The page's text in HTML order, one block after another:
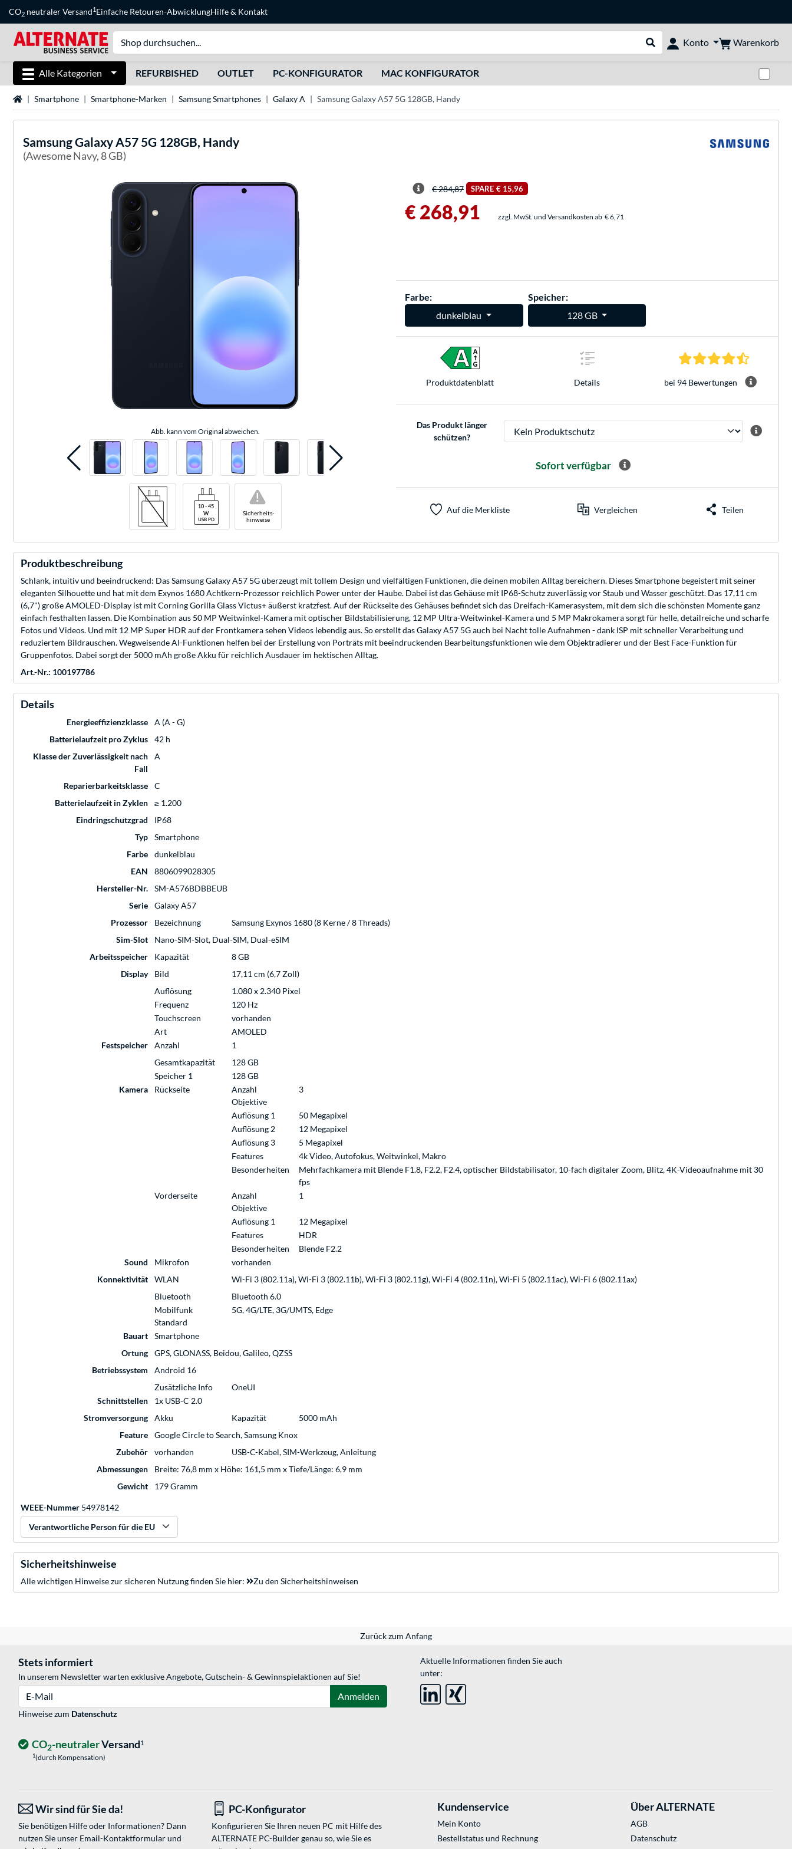
CO2 neutraler Versand1Einfache Retouren-AbwicklungHilfe& Kontakt
Suche durchführen
Konto Warenkorb
Alle Kategorien REFURBISHED OUTLET PC-KONFIGURATOR MAC KONFIGURATOR
StartseiteSmartphone Smartphone-Marken Samsung Smartphones Galaxy A Samsung Galaxy A57 5G 128GB, Handy
SamsungGalaxy A57 5G 128GB, Handy
(Awesome Navy, 8 GB)
Abb. kann vom Original abweichen.
Sicherheits-
hinweise
!
€ 284,87 SPARE € 15,96
€ 268,91 zzgl. MwSt. und Versandkosten ab € 6,71
Farbe:
dunkelblau
Speicher:
128 GB
Produkt­datenblatt Details
4.4 Sterne
bei 94 Bewertungen
Das Produkt länger
schützen?
Sofort verfügbar
Auf die Merkliste Vergleichen Teilen
Produktbeschreibung
Schlank, intuitiv und beeindruckend: Das Samsung Galaxy A57 5G überzeugt mit tollem Design und vielfältigen Funktionen, die deinen mobilen Alltag bereichern. Dieses Smartphone begeistert mit seiner
eleganten Silhouette und hat mit dem Exynos 1680 Achtkern-Prozessor reichlich Power unter der Haube. Dabei ist das Gehäuse mit IP68-Schutz zuverlässig vor Staub und Wasser geschützt. Das 17,11 cm
(6,7") große AMOLED-Display ist mit Corning Gorilla Glass Victus+ äußerst kratzfest. Auf der Rückseite des Gehäuses befindet sich das Dreifach-Kamerasystem, mit dem sich die schönsten Momente ganz
einfach festhalten lassen. Die Kombination aus 50 MP Weitwinkel-Kamera mit optischer Bildstabilisierung, 12 MP Ultra-Weitwinkel-Kamera und 5 MP Makrokamera sorgt für helle, detailreiche und scharfe
Fotos und Videos. Und mit 12 MP Super HDR auf der Frontkamera sehen Videos lebendig aus. So erstellt das Galaxy A57 5G auch bei Nacht tolle Aufnahmen - dank ISP mit schneller Verarbeitung und
reduziertem Bildrauschen. Wegweisende AI-Funktionen helfen bei der Erstellung von Porträts mit beeindruckenden Bearbeitungsfunktionen wie dem Objektradierer und der Best Face-Funktion für
Gruppenfotos. Dabei sorgt der 5000 mAh große Akku für reichlich Ausdauer im hektischen Alltag.
Art.-Nr.: 100197786
Details
Energieeffizienzklasse
A (A - G)
Batterielaufzeit pro Zyklus
42 h
Klasse der Zuverlässigkeit nach
Fall
A
Reparierbarkeitsklasse
C
Batterielaufzeit in Zyklen
≥ 1.200
Eindringschutzgrad
IP68
Typ
Smartphone
Farbe
dunkelblau
EAN
8806099028305
Hersteller-Nr.
SM-A576BDBBEUB
Serie
Galaxy A57
Prozessor
Bezeichnung
Samsung Exynos 1680 (8 Kerne / 8 Threads)
Sim-Slot
Nano-SIM-Slot, Dual-SIM, Dual-eSIM
Arbeitsspeicher
Kapazität
8 GB
Display
Bild
17,11 cm (6,7 Zoll)
Auflösung
1.080 x 2.340 Pixel
Frequenz
120 Hz
Touchscreen
vorhanden
Art
AMOLED
Festspeicher
Anzahl
1
Gesamtkapazität
128 GB
Speicher 1
128 GB
Kamera
Rückseite
Anzahl
Objektive
3
Auflösung 1
50 Megapixel
Auflösung 2
12 Megapixel
Auflösung 3
5 Megapixel
Features
4k Video, Autofokus, Weitwinkel, Makro
Besonderheiten
Mehrfachkamera mit Blende F1.8, F2.2, F2.4, optischer Bildstabilisator, 10-fach digitaler Zoom, Blitz, 4K-Videoaufnahme mit 30
fps
Vorderseite
Anzahl
Objektive
1
Auflösung 1
12 Megapixel
Features
HDR
Besonderheiten
Blende F2.2
Sound
Mikrofon
vorhanden
Konnektivität
WLAN
Wi-Fi 3 (802.11a), Wi-Fi 3 (802.11b), Wi-Fi 3 (802.11g), Wi-Fi 4 (802.11n), Wi-Fi 5 (802.11ac), Wi-Fi 6 (802.11ax)
Bluetooth
Bluetooth 6.0
Mobilfunk
Standard
5G, 4G/LTE, 3G/UMTS, Edge
Bauart
Smartphone
Ortung
GPS, GLONASS, Beidou, Galileo, QZSS
Betriebssystem
Android 16
Zusätzliche Info
OneUI
Schnittstellen
1x USB-C 2.0
Stromversorgung
Akku Kapazität
5000 mAh
Feature
Google Circle to Search, Samsung Knox
Zubehör
vorhanden
USB-C-Kabel, SIM-Werkzeug, Anleitung
Abmessungen
Breite: 76,8 mm x Höhe: 161,5 mm x Tiefe/Länge: 6,9 mm
Gewicht
179 Gramm
WEEE-Nummer 54978142
Verantwortliche Person für die EU
Sicherheitshinweise
Alle wichtigen Hinweise zur sicheren Nutzung finden Sie hier: Zu den Sicherheitshinweisen
Zurück zum Anfang
Stets informiert
In unserem Newsletter warten exklusive Angebote, Gutschein- & Gewinnspielaktionen auf Sie!
Anmelden
Hinweise zum Datenschutz
Aktuelle Informationen finden Sie auch
unter:
CO2-neutralerVersand1
1(durch Kompensation)
Wir sind für Sie da!
Sie benötigen Hilfe oder Informationen? Dann
nutzen Sie unser Email-Kontaktformularund
PC-Konfigurator
Konfigurieren Sie Ihren neuen PC mit Hilfe des
ALTERNATE PC-Builder genau so, wie Sie es
Kundenservice
Mein Konto
Bestellstatus und Rechnung
Über ALTERNATE
AGB
Datenschutz